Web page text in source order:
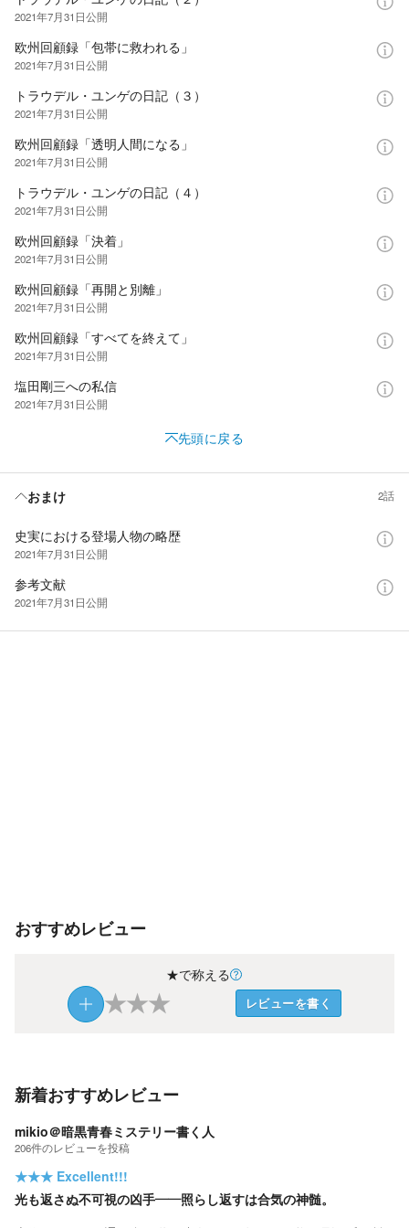
2021年7月31日公開
欧州回顧録「包帯に救われる」
2021年7月31日公開
トラウデル・ユンゲの日記（３）
2021年7月31日公開
欧州回顧録「透明人間になる」
2021年7月31日公開
トラウデル・ユンゲの日記（４）
2021年7月31日公開
欧州回顧録「決着」
2021年7月31日公開
欧州回顧録「再開と別離」
2021年7月31日公開
欧州回顧録「すべてを終えて」
2021年7月31日公開
塩田剛三への私信
2021年7月31日公開
先頭に戻る
おまけ 2話
史実における登場人物の略歴
2021年7月31日公開
参考文献
2021年7月31日公開
おすすめレビュー
★で称える
★★★ レビューを書く
新着おすすめレビュー
mikio＠暗黒青春ミステリー書く人
206件のレビューを投稿
★★★ Excellent!!!
光も返さぬ不可視の凶手――照らし返すは合気の神髄。